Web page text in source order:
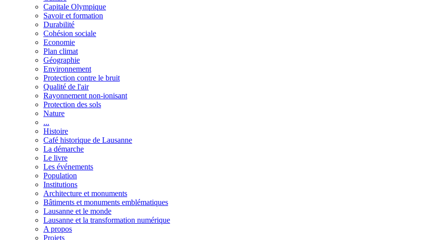
Capitale Olympique
Savoir et formation
Durabilité
Cohésion sociale
Economie
Plan climat
Géographie
Environnement
Protection contre le bruit
Qualité de l'air
Rayonnement non-ionisant
Protection des sols
Nature
...
Histoire
Café historique de Lausanne
La démarche
Le livre
Les événements
Population
Institutions
Architecture et monuments
Bâtiments et monuments emblématiques
Lausanne et le monde
Lausanne et la transformation numérique
A propos
Projets